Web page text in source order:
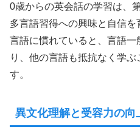
0歳からの英会話の学習は、
多言語習得への興味と自信
言語に慣れていると、言語
り、他の言語も抵抗なく学
す。
異文化理解と受容力の向